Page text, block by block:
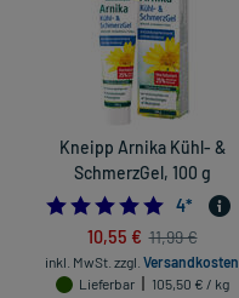
Kneipp Arnika Kühl- &
SchmerzGel, 100 g
5.0
4*
10,55 € 11,99 €
inkl. MwSt. zzgl. Versandkosten
Lieferbar
105,50 € / kg